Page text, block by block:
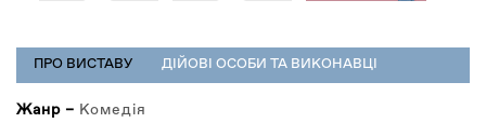
РЕПЕРТУАР
ПРО ВИСТАВУ (АКТИВНА
ВКЛАДКА)
ДІЙОВІ ОСОБИ ТА ВИКОНАВЦІ
Жанр – Комедія